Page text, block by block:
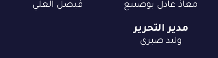
معاذ عادل بوصيبع فيصل العلي
مدير التحرير
وليد صبري